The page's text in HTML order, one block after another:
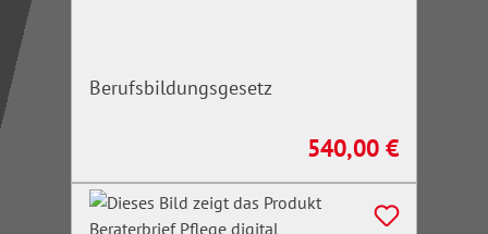
Berufsbildungsgesetz
Regulärer Preis:
540,00 €